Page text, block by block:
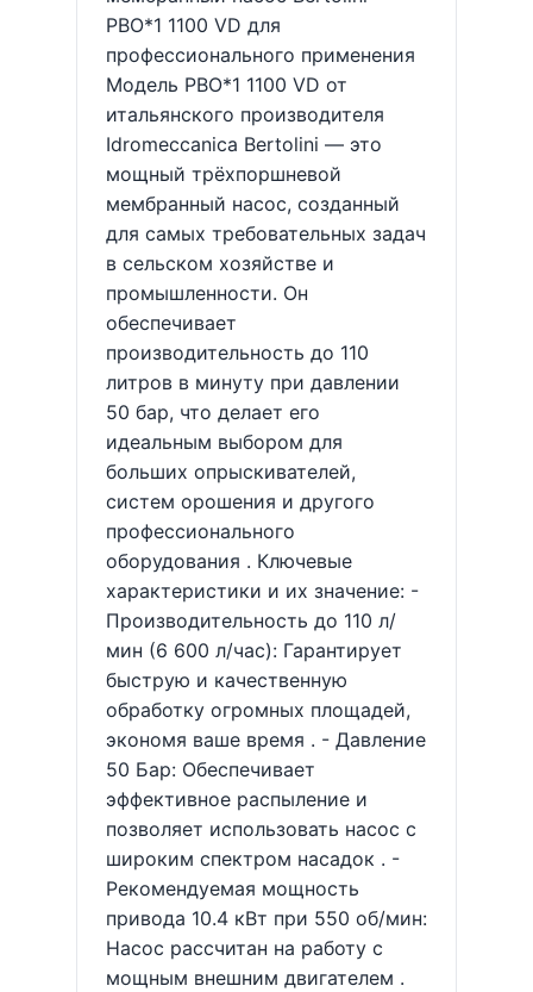
PBO*1 1100 VD для
профессионального применения
Модель PBO*1 1100 VD от
итальянского производителя
Idromeccanica Bertolini — это
мощный трёхпоршневой
мембранный насос, созданный
для самых требовательных задач
в сельском хозяйстве и
промышленности. Он
обеспечивает
производительность до 110
литров в минуту при давлении
50 бар, что делает его
идеальным выбором для
больших опрыскивателей,
систем орошения и другого
профессионального
оборудования . Ключевые
характеристики и их значение: -
Производительность до 110 л/
мин (6 600 л/час): Гарантирует
быструю и качественную
обработку огромных площадей,
экономя ваше время . - Давление
50 Бар: Обеспечивает
эффективное распыление и
позволяет использовать насос с
широким спектром насадок . -
Рекомендуемая мощность
привода 10.4 кВт при 550 об/мин:
Насос рассчитан на работу с
мощным внешним двигателем .